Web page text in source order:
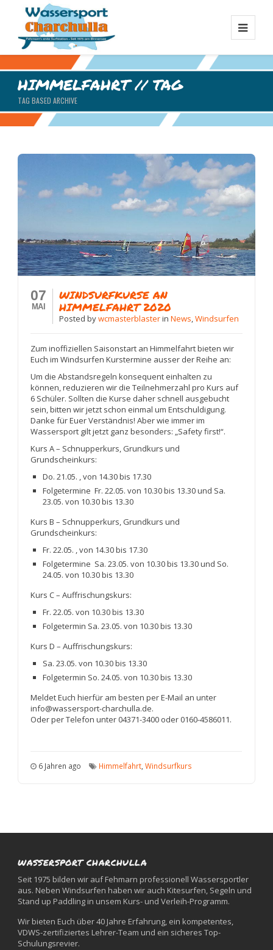
HIMMELFAHRT // TAG
TAG BASED ARCHIVE
07
MAI
WINDSURFKURSE AN
HIMMELFAHRT 2020
PostedbywcmasterblasterinNews,Windsurfen
Zum inoffiziellen Saisonstart an Himmelfahrt bieten wir
Euch im Windsurfen Kurstermine ausser der Reihe an:
Um die Abstandsregeln konsequent einhalten zu
können, reduzieren wir die Teilnehmerzahl pro Kurs auf
6 Schüler. Sollten die Kurse daher schnell ausgebucht
sein, bitten wir jetzt schon einmal um Entschuldigung.
Danke für Euer Verständnis! Aber wie immer im
Wassersport gilt jetzt ganz besonders: „Safety first!“.
Kurs A – Schnupperkurs, Grundkurs und
Grundscheinkurs:
Do. 21.05. , von 14.30 bis 17.30
Folgetermine Fr. 22.05. von 10.30 bis 13.30 und Sa.
23.05. von 10.30 bis 13.30
Kurs B – Schnupperkurs, Grundkurs und
Grundscheinkurs:
Fr. 22.05. , von 14.30 bis 17.30
Folgetermine Sa. 23.05. von 10.30 bis 13.30 und So.
24.05. von 10.30 bis 13.30
Kurs C – Auffrischungskurs:
Fr. 22.05. von 10.30 bis 13.30
Folgetermin Sa. 23.05. von 10.30 bis 13.30
Kurs D – Auffrischungskurs:
Sa. 23.05. von 10.30 bis 13.30
Folgetermin So. 24.05. von 10.30 bis 13.30
Meldet Euch hierfür am besten per E-Mail an unter
info@wassersport-charchulla.de.
Oder per Telefon unter 04371-3400 oder 0160-4586011.
6 Jahren ago Himmelfahrt,Windsurfkurs
WASSERSPORT CHARCHULLA
Seit 1975 bilden wir auf Fehmarn professionell Wassersportler
aus. Neben Windsurfen haben wir auch Kitesurfen, Segeln und
Stand up Paddling in unsem Kurs- und Verleih-Programm.
Wir bieten Euch über 40 Jahre Erfahrung, ein kompetentes,
VDWS-zertifiziertes Lehrer-Team und ein sicheres Top-
Schulungsrevier.